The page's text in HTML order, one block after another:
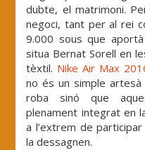
dubte, el matrimoni.
negoci, tant per al rei
9.000 sous que aportà
situa Bernat Sorell en
tèxtil. Nike Air Max
no és un simple
roba sinó que
plenament integrat en
a l’extrem de
la dessagnen.